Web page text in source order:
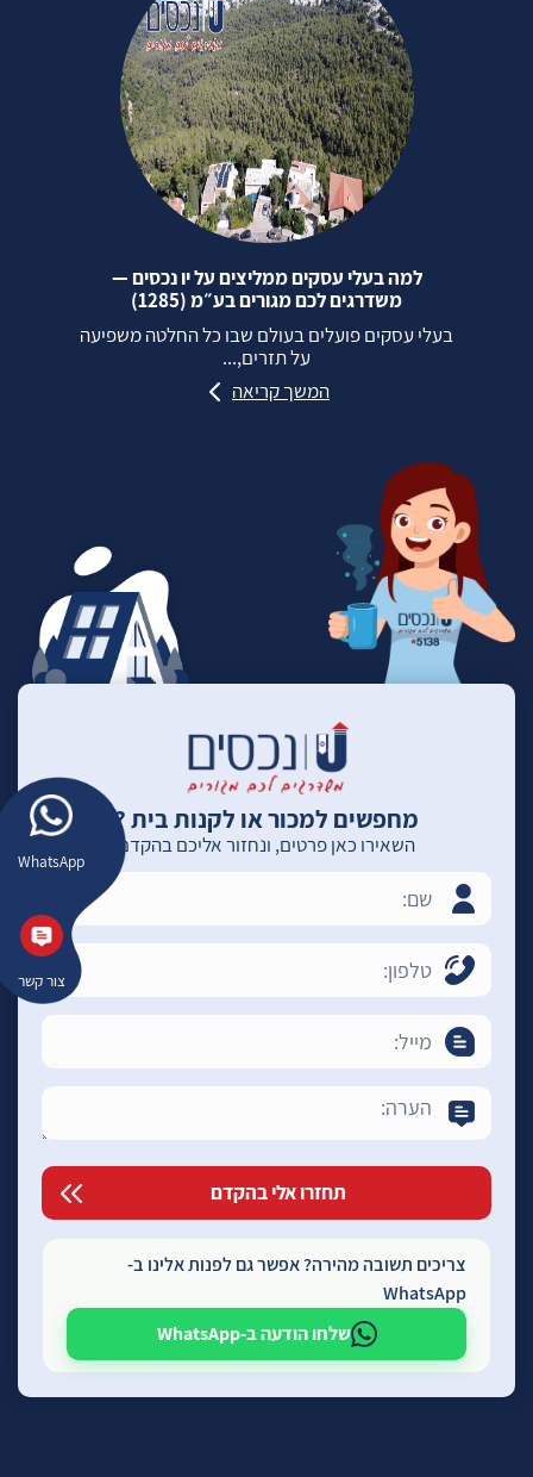
WhatsApp
צור קשר
למה בעלי עסקים ממליצים על יו נכסים —
משדרגים לכם מגורים בע״מ (1285)
בעלי עסקים פועלים בעולם שבו כל החלטה משפיעה
על תזרים,...
המשך קריאה
מחפשים למכור או לקנות בית ?
השאירו כאן פרטים, ונחזור אליכם בהקדם
צריכים תשובה מהירה? אפשר גם לפנות אלינו ב-
WhatsApp
שלחו הודעה ב-WhatsApp